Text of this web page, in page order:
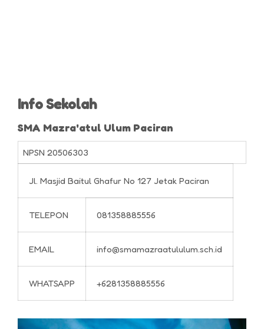
Info Sekolah
SMA Mazra'atul Ulum Paciran
NPSN 20506303
Jl. Masjid Baitul Ghafur No 127 Jetak Paciran
TELEPON 081358885556
EMAIL info@smamazraatululum.sch.id
WHATSAPP +6281358885556